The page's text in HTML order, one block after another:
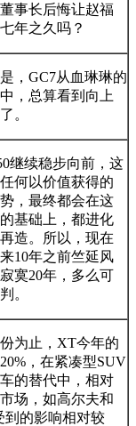
事长后悔让赵福
年之久吗？
，GC7从血琳琳的
，总算看到向上
。
继续稳步向前，这
何以价值获得的
，最终都会在这
基础上，都进化
造。所以，现在
10年之前竺延风
寞20年，多么可
。
为止，XT今年的
，在紧凑型SUV
的替代中，相对
场，如高尔夫和
到的影响相对较